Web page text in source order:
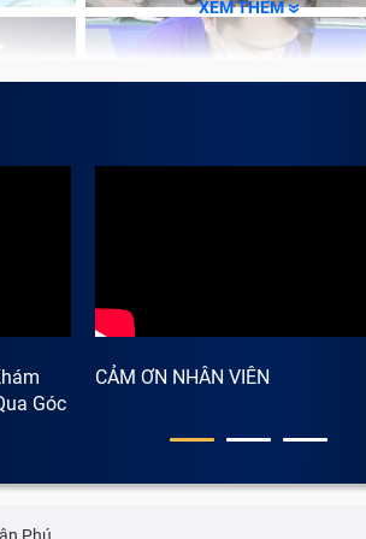
lại ra " chứ không phải dấu @.
XEM THÊM
Góc
CẢM ƠN NHÂN VIÊN
Phú